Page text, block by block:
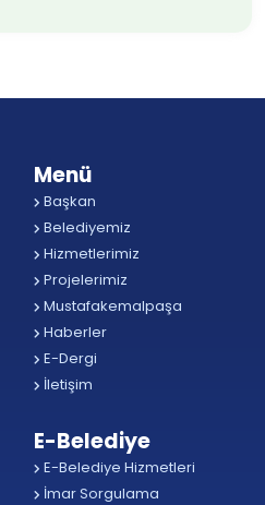
Menü
Başkan
Belediyemiz
Hizmetlerimiz
Projelerimiz
Mustafakemalpaşa
Haberler
E-Dergi
İletişim
E-Belediye
E-Belediye Hizmetleri
İmar Sorgulama